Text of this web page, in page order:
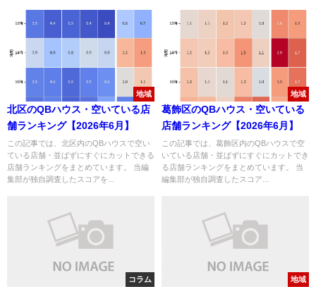
地域
北区のQBハウス・空いている店
舗ランキング【2026年6月】
この記事では、北区内のQBハウスで空い
ている店舗・並ばずにすぐにカットできる
店舗ランキングをまとめています。 当編
集部が独自調査したスコアを...
地域
葛飾区のQBハウス・空いている
店舗ランキング【2026年6月】
この記事では、葛飾区内のQBハウスで空
いている店舗・並ばずにすぐにカットでき
る店舗ランキングをまとめています。 当
編集部が独自調査したスコア...
コラム 地域